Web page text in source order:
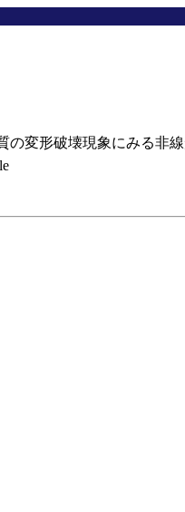
の変形破壊現象にみる非